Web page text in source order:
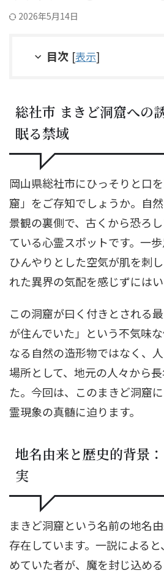
2026年5月14日
目次 [表示]
総社市 まきど洞窟への
眠る禁域
岡山県総社市にひっそりと口
窟」をご存知でしょうか。自
景観の裏側で、古くから恐ろ
ている心霊スポットです。一歩
ひんやりとした空気が肌を刺
れた異界の気配を感じずにはい
この洞窟が曰く付きとされる
が住んでいた」という不気味
なる自然の造形物ではなく、
場所として、地元の人々から
た。今回は、このまきど洞窟
霊現象の真髄に迫ります。
地名由来と歴史的背景
実
まきど洞窟という名前の地名
存在しています。一説による
めていた者が、魔を封じ込め